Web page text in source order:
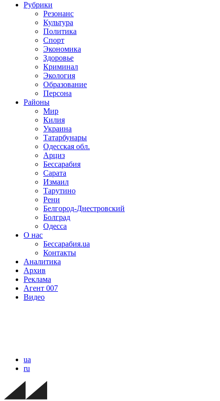
Рубрики
Резонанс
Культура
Политика
Спорт
Экономика
Здоровье
Криминал
Экология
Образование
Персона
Районы
Мир
Килия
Украина
Татарбунары
Одесская обл.
Арциз
Бессарабия
Сарата
Измаил
Тарутино
Рени
Белгород-Днестровский
Болград
Одесса
О нас
Бессарабия.ua
Контакты
Аналитика
Архив
Реклама
Агент 007
Видео
ua
ru